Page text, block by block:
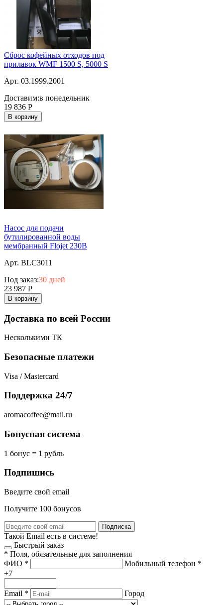
Сброс кофейных отходов под
прилавок WMF 1500 S, 5000 S
Арт. 03.1999.2001
Доставим:в понедельник
19 836 Р
В корзину
Насос для подачи
бутилированной воды
мембранный Flojet 230В
Арт. BLC3011
Под заказ:30 дней
23 987 Р
В корзину
Доставка по всей России
Несколькими ТК
Безопасные платежи
Visa / Mastercard
Поддержка 24/7
aromacoffee@mail.ru
Бонусная система
1 бонус = 1 рубль
Подпишись
Введите свой email
Получите 100 бонусов
Подписка
Такой Email есть в системе!
Быстрый заказ
* Поля, обязательные для заполнения
ФИО * Мобильный телефон *
+7
Email * Город